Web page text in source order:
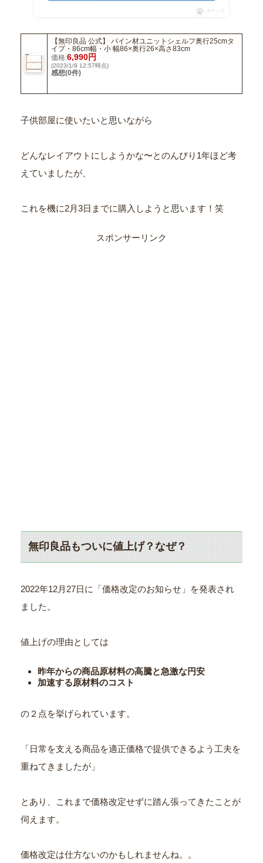
ポチップ
【無印良品 公式】 パイン材ユニットシェルフ奥行25cmタ
イプ・86cm幅・小 幅86×奥行26×高さ83cm
価格:6,990円
(2023/1/9 12:57時点)
感想(0件)
子供部屋に使いたいと思いながら
どんなレイアウトにしようかな〜とのんびり1年ほど考
えていましたが、
これを機に2月3日までに購入しようと思います！笑
スポンサーリンク
無印良品もついに値上げ？なぜ？
2022年12月27日に「価格改定のお知らせ」を発表され
ました。
値上げの理由としては
昨年からの商品原材料の高騰と急激な円安
加速する原材料のコスト
の２点を挙げられています。
「日常を支える商品を適正価格で提供できるよう工夫を
重ねてきましたが」
とあり、これまで価格改定せずに踏ん張ってきたことが
伺えます。
価格改定は仕方ないのかもしれませんね。。